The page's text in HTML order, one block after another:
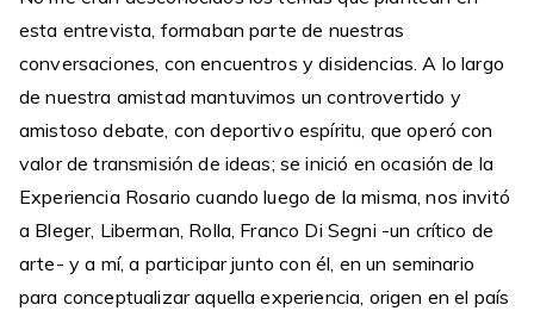
esta entrevista, formaban parte de nuestras
conversaciones, con encuentros y disidencias. A lo largo
de nuestra amistad mantuvimos un controvertido y
amistoso debate, con deportivo espíritu, que operó con
valor de transmisión de ideas; se inició en ocasión de la
Experiencia Rosario cuando luego de la misma, nos invitó
a Bleger, Liberman, Rolla, Franco Di Segni -un crítico de
arte- y a mí, a participar junto con él, en un seminario
para conceptualizar aquella experiencia, origen en el país